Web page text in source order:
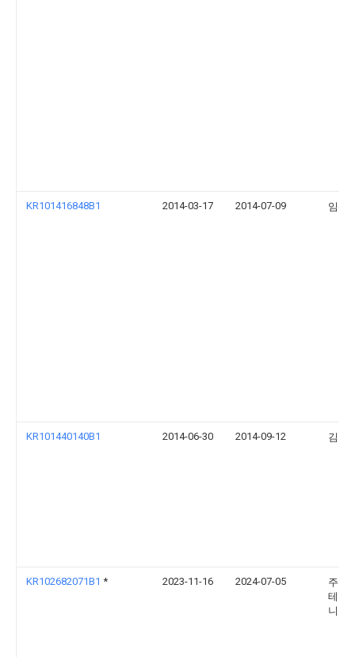
KR101416848B1 2014-03-17 2014-07-09 임상
KR101440140B1 2014-06-30 2014-09-12 김동
KR102682071B1 * 2023-11-16 2024-07-05
주식
테라
니어